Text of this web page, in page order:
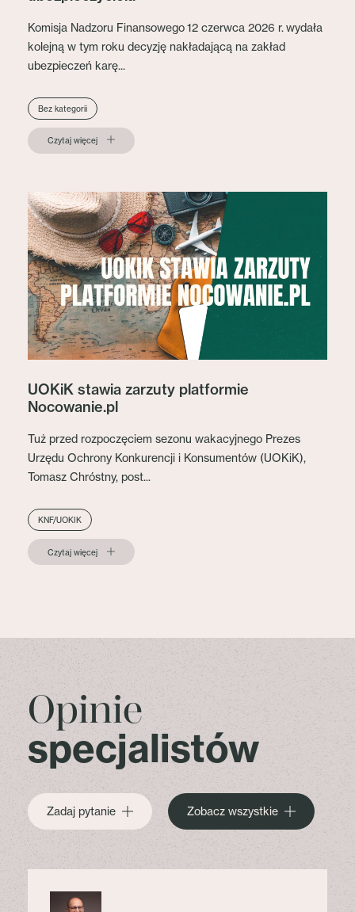
Komisja Nadzoru Finansowego 12 czerwca 2026 r. wydała
kolejną w tym roku decyzję nakładającą na zakład
ubezpieczeń karę...
Bez kategorii
Czytaj więcej
UOKiK stawia zarzuty platformie
Nocowanie.pl
Tuż przed rozpoczęciem sezonu wakacyjnego Prezes
Urzędu Ochrony Konkurencji i Konsumentów (UOKiK),
Tomasz Chróstny, post...
KNF/UOKIK
Czytaj więcej
Opinie
specjalistów
Zadaj pytanie Zobacz wszystkie